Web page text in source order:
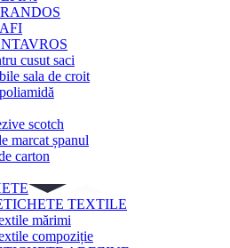
cusut saci
sala de croit
scotch
marcat șpanul
carton
TEXTILE
mărimi
compoziție